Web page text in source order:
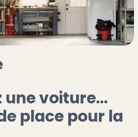
une voiture…
place pour la